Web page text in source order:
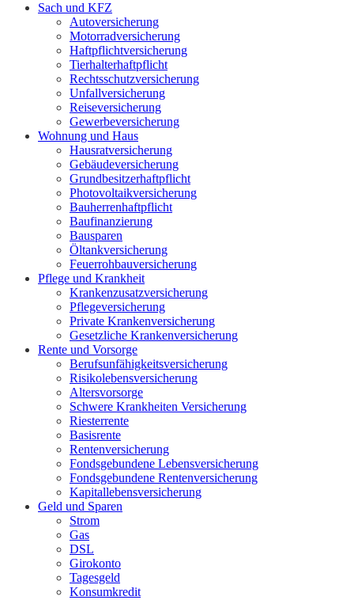
Sach und KFZ
Autoversicherung
Motorradversicherung
Haftpflichtversicherung
Tierhalterhaftpflicht
Rechtsschutzversicherung
Unfallversicherung
Reiseversicherung
Gewerbeversicherung
Wohnung und Haus
Hausratversicherung
Gebäudeversicherung
Grundbesitzerhaftpflicht
Photovoltaikversicherung
Bauherrenhaftpflicht
Baufinanzierung
Bausparen
Öltankversicherung
Feuerrohbauversicherung
Pflege und Krankheit
Krankenzusatzversicherung
Pflegeversicherung
Private Krankenversicherung
Gesetzliche Krankenversicherung
Rente und Vorsorge
Berufs­unfähigkeitsversicherung
Risikolebensversicherung
Altersvorsorge
Schwere Krankheiten Versicherung
Riesterrente
Basisrente
Rentenversicherung
Fondsgebundene Lebensversicherung
Fondsgebundene Rentenversicherung
Kapitallebensversicherung
Geld und Sparen
Strom
Gas
DSL
Girokonto
Tagesgeld
Konsumkredit